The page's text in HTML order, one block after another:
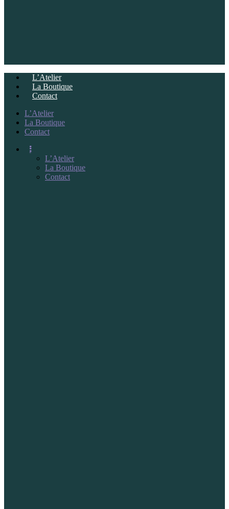
L’Atelier
La Boutique
Contact
L’Atelier
La Boutique
Contact
L’Atelier
La Boutique
Contact